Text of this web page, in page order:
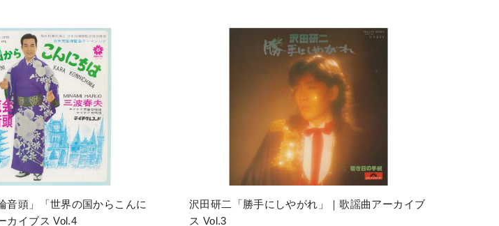
音頭」「世界の国からこんに
カイブス Vol.4
沢田研二「勝手にしやがれ」｜歌謡曲アーカイブ
ス Vol.3